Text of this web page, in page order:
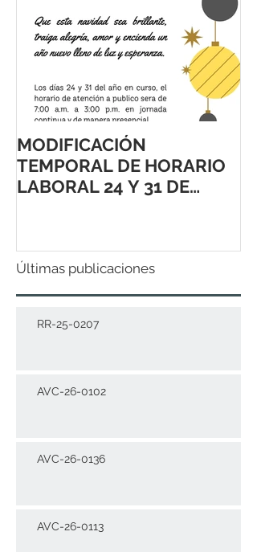
MODIFICACIÓN
TEMPORAL DE HORARIO
LABORAL 24 Y 31 DE
Últimas publicaciones
RR-25-0207
AVC-26-0102
AVC-26-0136
AVC-26-0113